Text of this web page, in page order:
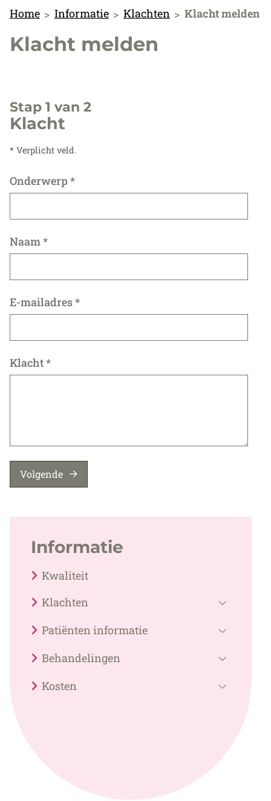
Home Informatie Klachten Klacht melden
Klacht melden
Stap 1 van 2
Klacht
* Verplicht veld.
Onderwerp *
Naam*
E-mailadres*
Klacht*
Volgende
Informatie
Kwaliteit
Klachten
submenu
Patiënten informatie
Behandelingen
submenu
Kosten
Kosten
submenu